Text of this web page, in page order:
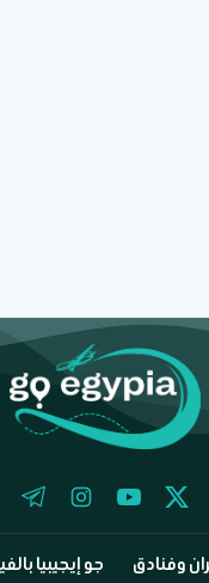
twitter
youtube
instagram
وفنادق جو إيجيبيا